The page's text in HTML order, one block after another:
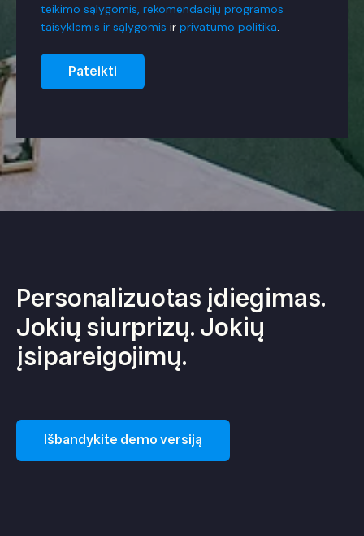
teikimo sąlygomis, rekomendacijų programos
taisyklėmis ir sąlygomis ir privatumo politika.
Personalizuotas įdiegimas.
Jokių siurprizų. Jokių
įsipareigojimų.
Išbandykite demo versiją